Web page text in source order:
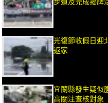
步道及完成揭牌
光復節收假日迎
返家
宜蘭縣發生疑似
高關注查核對象